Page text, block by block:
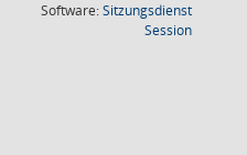
Software:Sitzungsdienst
Session(Wird in